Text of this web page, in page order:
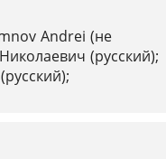
Andrei (не
(русский);